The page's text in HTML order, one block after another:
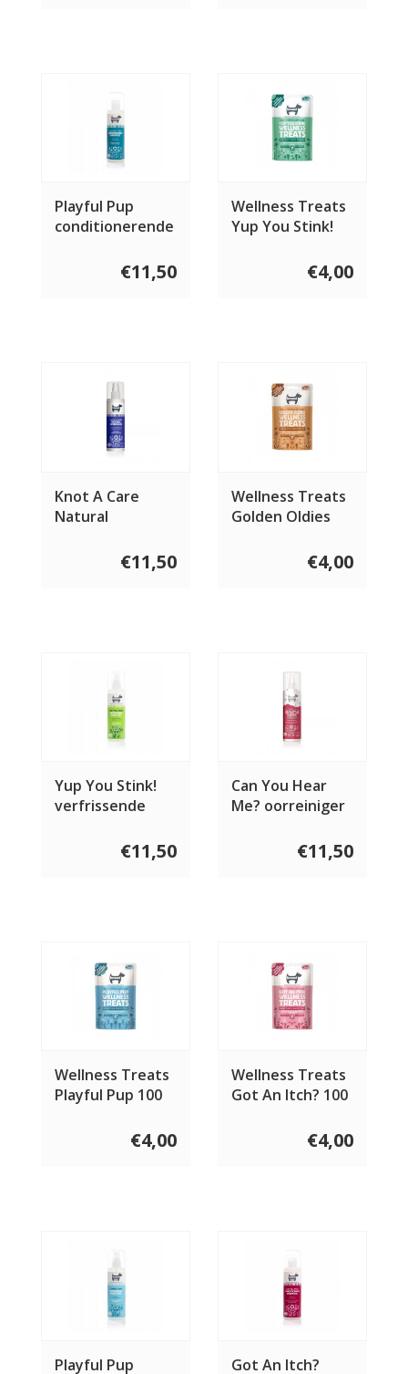
Playful Pup
conditionerende
€11,50
Wellness Treats
Yup You Stink!
€4,00
Knot A Care
Natural
€11,50
Wellness Treats
Golden Oldies
€4,00
Yup You Stink!
verfrissende
€11,50
Can You Hear
Me? oorreiniger
€11,50
Wellness Treats
Playful Pup 100
€4,00
Wellness Treats
Got An Itch? 100
€4,00
Playful Pup Got An Itch?